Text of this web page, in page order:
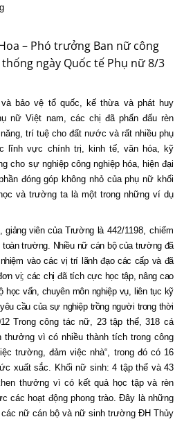
– Phó trưởng Ban nữ công
ngày Quốc tế Phụ nữ 8/3
bảo vệ tổ quốc, kế thừa và phát huy
nữ Việt nam, các chị đã phấn đấu rèn
trí tuệ cho đất nước vàrất nhiều phụ
lĩnh vực chính trị, kinh tế, văn hóa, kỹ
cho sự nghiệp công nghiệp hóa, hiện đại
đóng góp không nhỏ của phụ nữ khối
và trường ta là một trong những ví dụ
giảng viên của Trường là 442/1198, chiếm
trường. Nhiều nữ cán bộ của trường đã
vào các vị trí lãnh đạo các cấp và đã
vị; các chị đã tích cực học tập, nâng cao
học vấn, chuyên môn nghiệp vụ, liên tục kỹ
cầu của sự nghiệp trồng người trong thời
Trong công tác nữ, 23 tập thể, 318 cá
vì có nhiều thành tích trong công
trường, đảm việc nhà“, trong đó có 16
xuất sắc. Khối nữ sinh: 4 tập thể và 43
thưởng vì có kết quả học tập và rèn
các hoạt động phong trào. Đây là những
nữ cán bộ và nữ sinh trường ĐH Thủy